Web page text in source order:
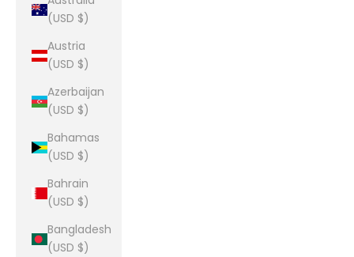
(USD $)
Austria
(USD $)
Azerbaijan
(USD $)
Bahamas
(USD $)
Bahrain
(USD $)
Bangladesh
(USD $)